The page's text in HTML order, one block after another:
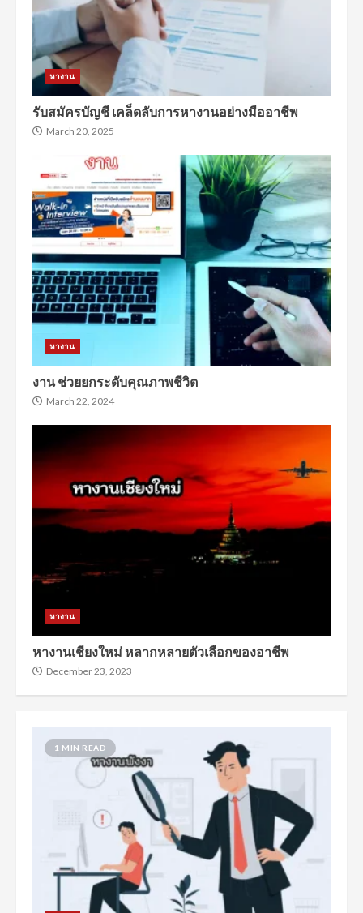
หางาน
รับสมัครบัญชี เคล็ดลับการหางานอย่างมืออาชีพ
March 20, 2025
หางาน
งาน ช่วยยกระดับคุณภาพชีวิต
March 22, 2024
หางาน
หางานเชียงใหม่ หลากหลายตัวเลือกของอาชีพ
December 23, 2023
1 MIN READ